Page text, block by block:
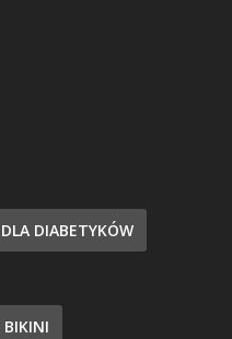
DIABETYKÓW
BIKINI